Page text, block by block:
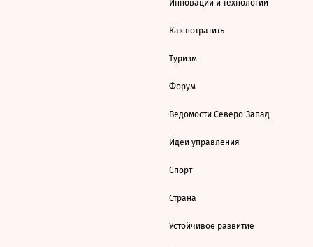
Инновации и технологии
Как потратить
Туризм
Форум
Ведомости Северо-Запад
Идеи управления
Спорт
Страна
Устойчивое развитие